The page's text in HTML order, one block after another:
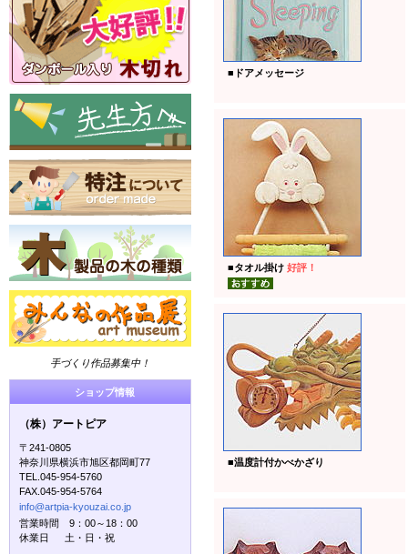
■ ドアメッセージ
■タオル掛け 好評！
■温度計付かべかざり
手づくり作品募集中！
ショップ情報
（株）アートピア
〒241-0805
神奈川県横浜市旭区都岡町77
TEL.045-954-5760
FAX.045-954-5764
info@artpia-kyouzai.co.jp
営業時間 9：00～18：00
休業日 土・日・祝